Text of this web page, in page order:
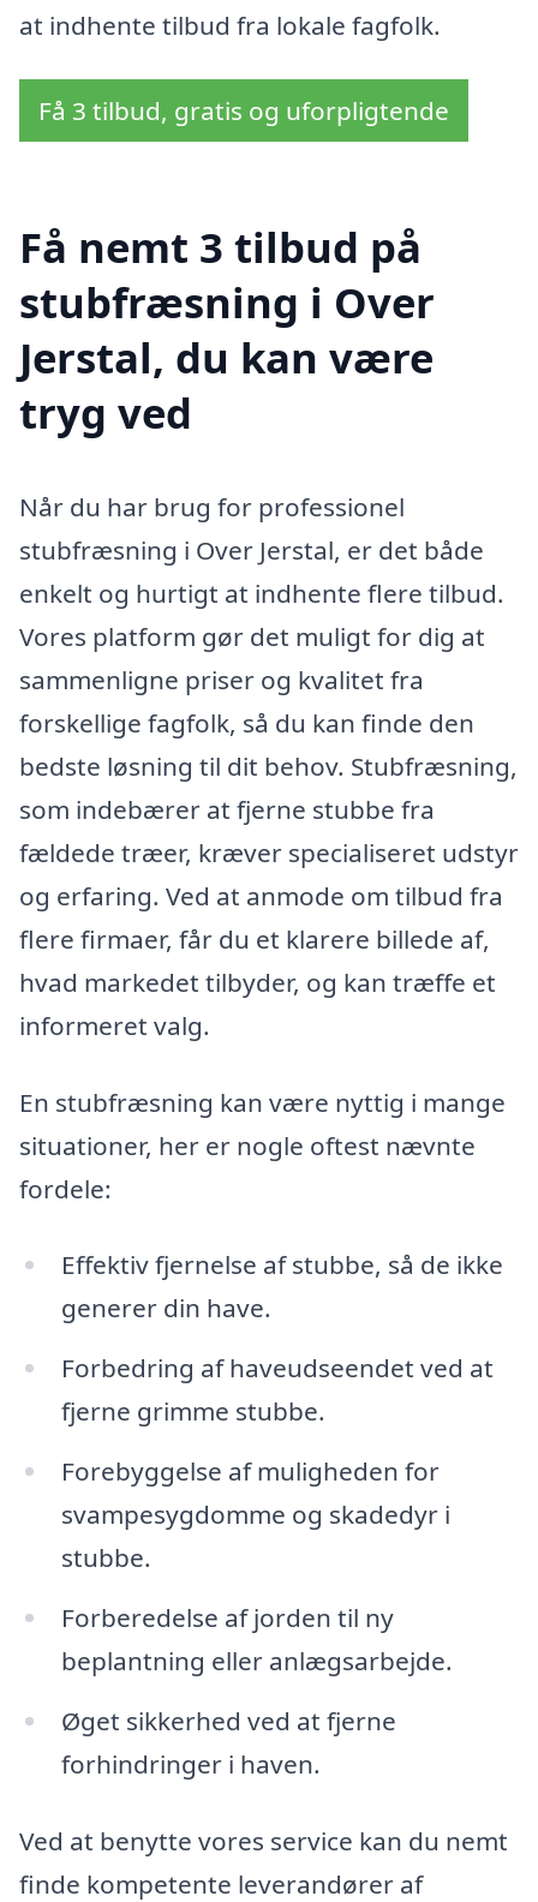
at indhente tilbud fra lokale fagfolk.
Få 3 tilbud, gratis og uforpligtende
Få nemt 3 tilbud på
stubfræsning i Over
Jerstal, du kan være
tryg ved
Når du har brug for professionel
stubfræsning i Over Jerstal, er det både
enkelt og hurtigt at indhente flere tilbud.
Vores platform gør det muligt for dig at
sammenligne priser og kvalitet fra
forskellige fagfolk, så du kan finde den
bedste løsning til dit behov. Stubfræsning,
som indebærer at fjerne stubbe fra
fældede træer, kræver specialiseret udstyr
og erfaring. Ved at anmode om tilbud fra
flere firmaer, får du et klarere billede af,
hvad markedet tilbyder, og kan træffe et
informeret valg.
En stubfræsning kan være nyttig i mange
situationer, her er nogle oftest nævnte
fordele:
Effektiv fjernelse af stubbe, så de ikke
generer din have.
Forbedring af haveudseendet ved at
fjerne grimme stubbe.
Forebyggelse af muligheden for
svampesygdomme og skadedyr i
stubbe.
Forberedelse af jorden til ny
beplantning eller anlægsarbejde.
Øget sikkerhed ved at fjerne
forhindringer i haven.
Ved at benytte vores service kan du nemt
finde kompetente leverandører af